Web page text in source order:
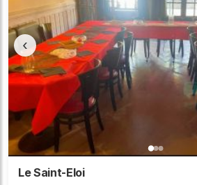
‹
Le Saint-Eloi